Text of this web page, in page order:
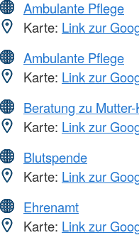
Ambulante Pflege
Karte: Link zur
Ambulante Pflege
Karte: Link zur
Beratung zu
Karte: Link zur
Blutspende
Karte: Link zur
Ehrenamt
Karte: Link zur